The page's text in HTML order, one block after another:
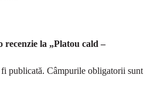
la „Platou cald –
publicată. Câmpurile obligatorii sunt